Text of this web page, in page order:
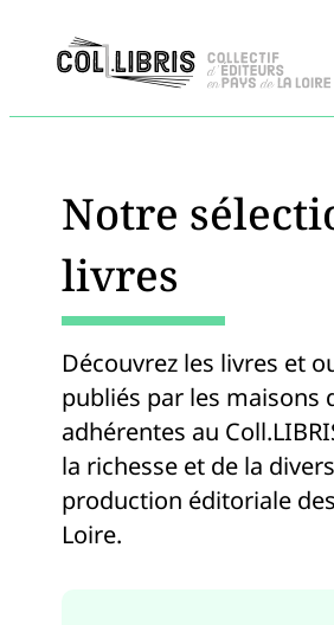
Notre
livres
Découvrez les livres et
publiés par les maisons
adhérentes au
la richesse et de la
production éditoriale
Loire.